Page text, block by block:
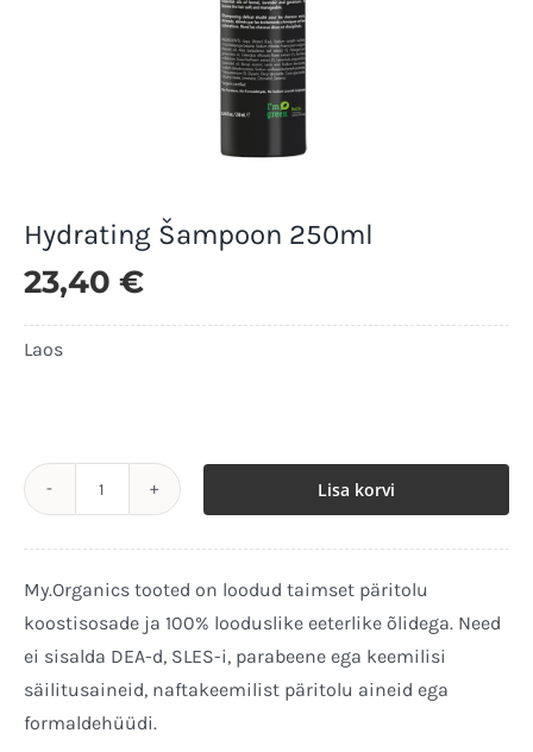
Hydrating Šampoon 250ml
23,40 €
Laos
Hydrating
kogus
Lisa korvi
My.Organics tooted on loodud taimset päritolu
koostisosade ja 100% looduslike eeterlike õlidega. Need
ei sisalda DEA-d, SLES-i, parabeene ega keemilisi
säilitusaineid, naftakeemilist päritolu aineid ega
formaldehüüdi.